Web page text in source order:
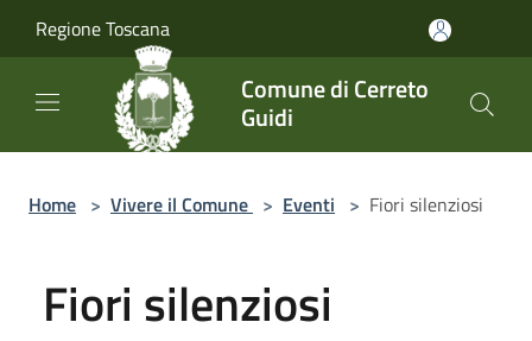
Regione Toscana
Comune di Cerreto
Guidi
Home > Vivere il Comune > Eventi > Fiori silenziosi
Fiori silenziosi